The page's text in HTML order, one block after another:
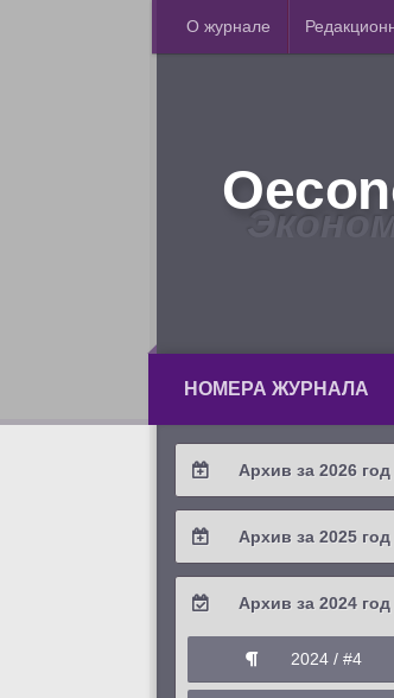
О журнале
НОМЕРА ЖУРНАЛА
Архив за 2026 год
2026 / #2
2026 / #1
Архив за 2025 год
2025 / #4
2025 / #3
2025 / #2
Архив за 2024 год
2024 / #4